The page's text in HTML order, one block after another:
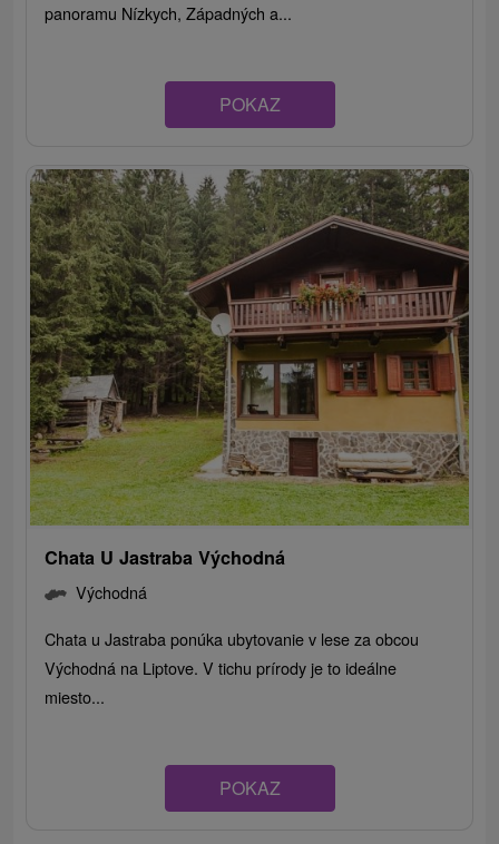
panoramu Nízkych, Západných a...
POKAZ
Chata U Jastraba Východná
Východná
Chata u Jastraba ponúka ubytovanie v lese za obcou
Východná na Liptove. V tichu prírody je to ideálne
miesto...
POKAZ